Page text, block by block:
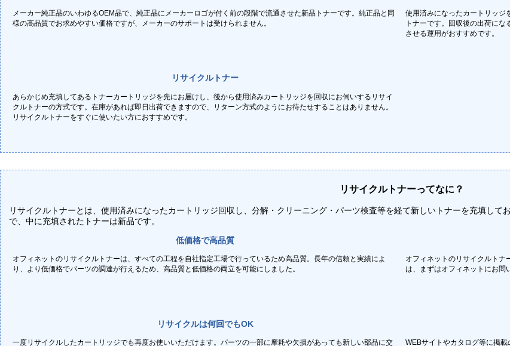
メーカー純正品のいわゆるOEM品で、純正品にメーカーロゴが付く前の段階で流通させた新品トナーです。純正品と同
様の高品質でお求めやすい価格ですが、メーカーのサポートは受けられません。
使用済みになったカートリッジ
トナーです。回収後の出荷に
させる運用がおすすめです。
リサイクルトナー
あらかじめ充填してあるトナーカートリッジを先にお届けし、後から使用済みカートリッジを回収にお伺いするリサイ
クルトナーの方式です。在庫があれば即日出荷できますので、リターン方式のようにお待たせすることはありません。
リサイクルトナーをすぐに使いたい方におすすめです。
リサイクルトナーってなに？
リサイクルトナーとは、使用済みになったカートリッジ回収し、分解・クリーニング・パーツ検査等を経て新しいトナーを充填し
で、中に充填されたトナーは新品です。
低価格で高品質
オフィネットのリサイクルトナーは、すべての工程を自社指定工場で行っているため高品質。長年の信頼と実績によ
り、より低価格でパーツの調達が行えるため、高品質と低価格の両立を可能にしました。
オフィネットのリサイクルトナ
は、まずはオフィネットにお問
リサイクルは何回でもOK
一度リサイクルしたカートリッジでも再度お使いいただけます。パーツの一部に摩耗や欠損があっても新しい部品に交 WEBサイトやカタログ等に掲